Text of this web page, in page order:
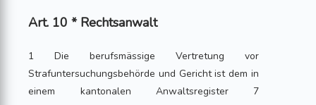
Art. 10 * Rechtsanwalt
1 Die berufsmässige Vertretung vor
Strafuntersuchungsbehörde und Gericht ist dem in
einem kantonalen Anwaltsregister 7